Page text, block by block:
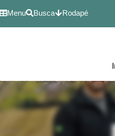
Menu Busca Rodapé